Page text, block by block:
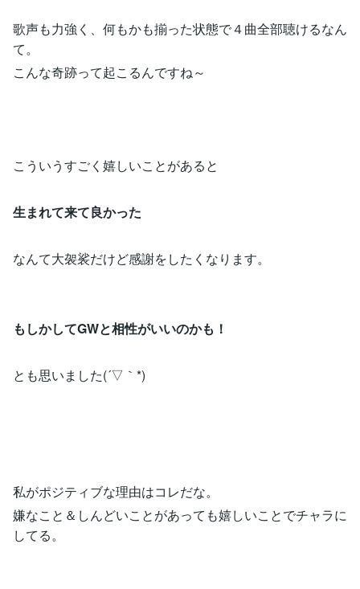
歌声も力強く、何もかも揃った状態で４曲全部聴けるなん
て。
こんな奇跡って起こるんですね～
こういうすごく嬉しいことがあると
生まれて来て良かった
なんて大袈裟だけど感謝をしたくなります。
もしかしてGWと相性がいいのかも！
とも思いました(´▽｀*)
私がポジティブな理由はコレだな。
嫌なこと＆しんどいことがあっても嬉しいことでチャラに
してる。